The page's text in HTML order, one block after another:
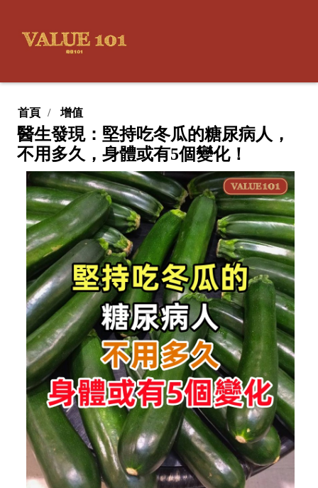
首頁 增值
醫生發現：堅持吃冬瓜的糖尿病人，
不用多久，身體或有5個變化！